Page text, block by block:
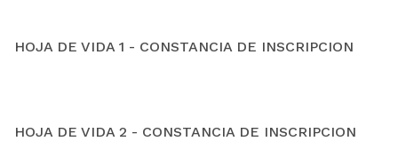
HOJA DE VIDA 1 - CONSTANCIA DE INSCRIPCION
HOJA DE VIDA 2 - CONSTANCIA DE INSCRIPCION